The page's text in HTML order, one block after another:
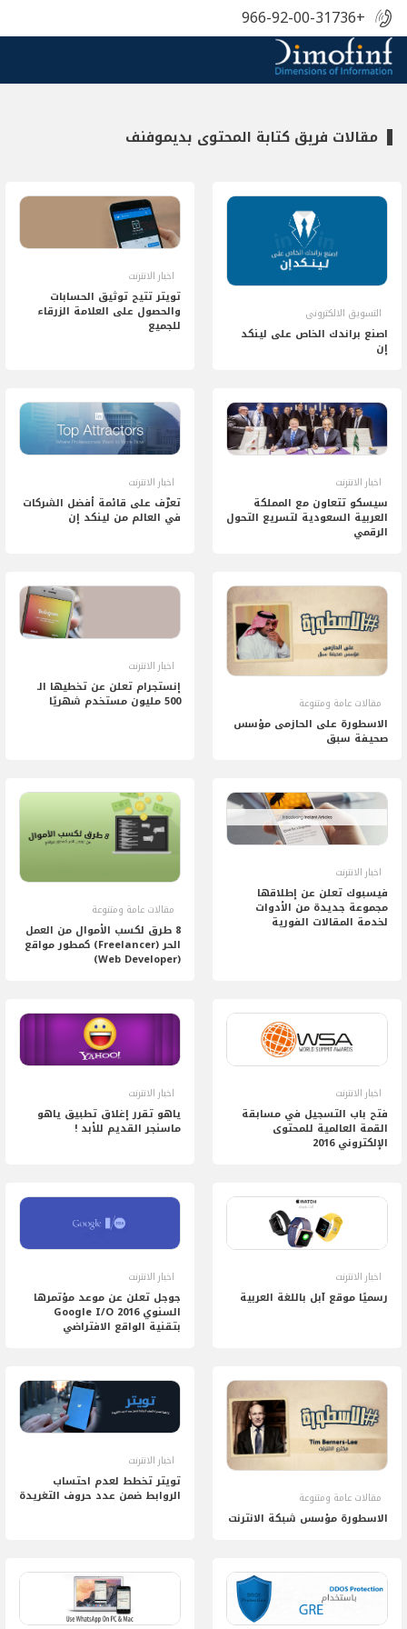
+966-92-00-31736
مقالات فريق كتابة المحتوى بديموفنف
التسويق الالكترونى
اصنع براندك الخاص على لينكد
إن
اخبار الانترنت
تويتر تتيح توثيق الحسابات
والحصول على العلامة الزرقاء
للجميع
اخبار الانترنت
سيسكو تتعاون مع المملكة
العربية السعودية لتسريع التحول
الرقمي
اخبار الانترنت
تعرَّف على قائمة أفضل الشركات
في العالم من لينكد إن
مقالات عامة ومتنوعة
الاسطورة على الحازمى مؤسس
صحيفة سبق
اخبار الانترنت
إنستجرام تعلن عن تخطيها الـ
500 مليون مستخدم شهريًا
اخبار الانترنت
فيسبوك تعلن عن إطلاقها
مجموعة جديدة من الأدوات
لخدمة المقالات الفورية
مقالات عامة ومتنوعة
8 طرق لكسب الأموال من العمل
الحر (Freelancer) كمطور مواقع
(web Developer)
اخبار الانترنت
فتح باب التسجيل في مسابقة
القمة العالمية للمحتوى
الإلكتروني 2016
اخبار الانترنت
ياهو تقرر إغلاق تطبيق ياهو
ماسنجر القديم للأبد !
اخبار الانترنت
رسميًا موقع آبل باللغة العربية
اخبار الانترنت
جوجل تعلن عن موعد مؤتمرها
السنوي Google I/O 2016
بتقنية الواقع الافتراضي
مقالات عامة ومتنوعة
الاسطورة مؤسس شبكة الانترنت
اخبار الانترنت
تويتر تخطط لعدم احتساب
الروابط ضمن عدد حروف التغريدة